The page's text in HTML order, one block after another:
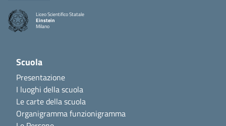
Liceo Scientifico Statale
Einstein
Milano
Scuola
Presentazione
I luoghi della scuola
Le carte della scuola
Organigramma funzionigramma